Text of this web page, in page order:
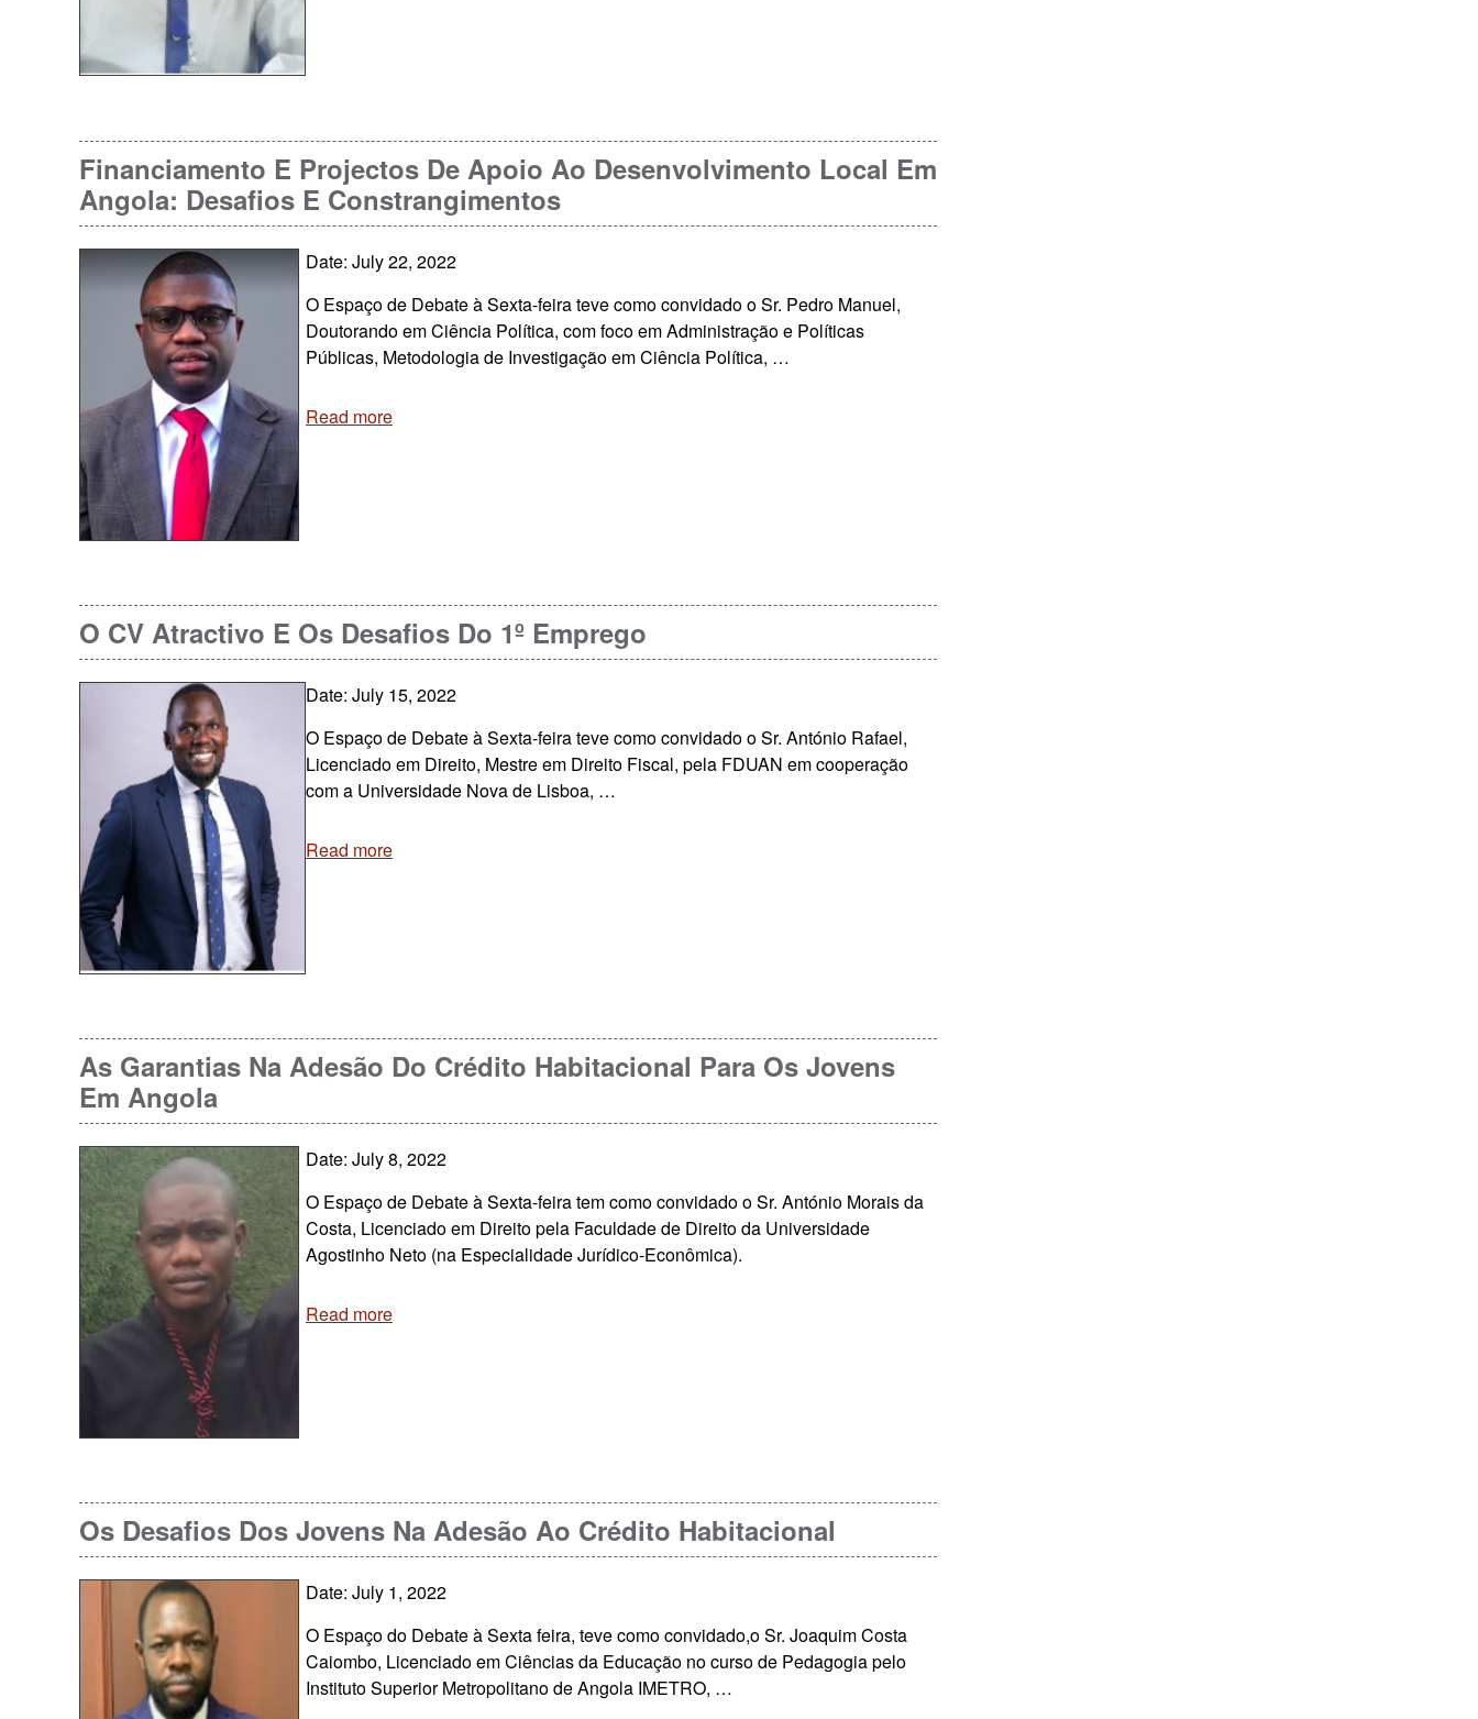
Financiamento E Projectos De Apoio Ao Desenvolvimento Local Em
Angola: Desafios E Constrangimentos
Date: July 22, 2022
O Espaço de Debate à Sexta-feira teve como convidado o Sr. Pedro Manuel,
Doutorando em Ciência Política, com foco em Administração e Políticas
Públicas, Metodologia de Investigação em Ciência Política, …
Read more
O CV Atractivo E Os Desafios Do 1º Emprego
Date: July 15, 2022
O Espaço de Debate à Sexta-feira teve como convidado o Sr. António Rafael,
Licenciado em Direito, Mestre em Direito Fiscal, pela FDUAN em cooperação
com a Universidade Nova de Lisboa, …
Read more
As Garantias Na Adesão Do Crédito Habitacional Para Os Jovens
Em Angola
Date: July 8, 2022
O Espaço de Debate à Sexta-feira tem como convidado o Sr. António Morais da
Costa, Licenciado em Direito pela Faculdade de Direito da Universidade
Agostinho Neto (na Especialidade Jurídico-Econômica).
Read more
Os Desafios Dos Jovens Na Adesão Ao Crédito Habitacional
Date: July 1, 2022
O Espaço do Debate à Sexta feira, teve como convidado,o Sr. Joaquim Costa
Caiombo, Licenciado em Ciências da Educação no curso de Pedagogia pelo
Instituto Superior Metropolitano de Angola IMETRO, …